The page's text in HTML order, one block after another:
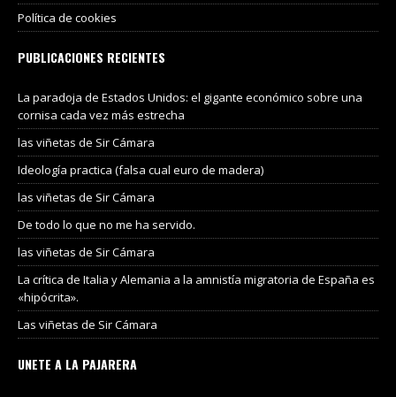
Política de cookies
PUBLICACIONES RECIENTES
La paradoja de Estados Unidos: el gigante económico sobre una
cornisa cada vez más estrecha
las viñetas de Sir Cámara
Ideología practica (falsa cual euro de madera)
las viñetas de Sir Cámara
De todo lo que no me ha servido.
las viñetas de Sir Cámara
La crítica de Italia y Alemania a la amnistía migratoria de España es
«hipócrita».
Las viñetas de Sir Cámara
UNETE A LA PAJARERA